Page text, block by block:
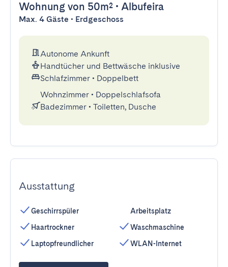
Wohnung von 50m² • Albufeira
Max. 4 Gäste • Erdgeschoss
Autonome Ankunft
Handtücher und Bettwäsche inklusive
Schlafzimmer • Doppelbett
Wohnzimmer • Doppelschlafsofa
Badezimmer • Toiletten, Dusche
Ausstattung
Geschirrspüler
Haartrockner
Laptopfreundlicher
Arbeitsplatz
Waschmaschine
WLAN-Internet